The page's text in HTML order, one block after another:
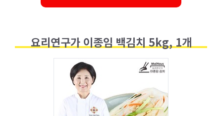
요리연구가 이종임 백김치 5kg, 1개